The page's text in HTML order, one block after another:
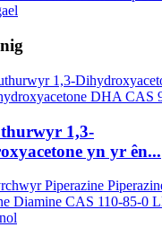
1,3-
yn yr ên...